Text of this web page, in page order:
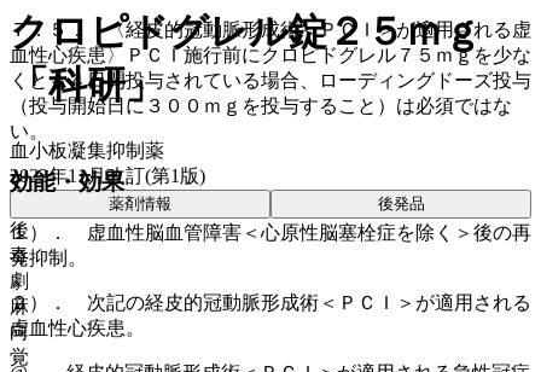
７．５． 〈経皮的冠動脈形成術＜ＰＣＩ＞が適用される虚
血性心疾患〉ＰＣＩ施行前にクロピドグレル７５ｍｇを少な
くとも４日間投与されている場合、ローディングドーズ投与
（投与開始日に３００ｍｇを投与すること）は必須ではな
い。
効能・効果
１）． 虚血性脳血管障害＜心原性脳塞栓症を除く＞後の再
発抑制。
２）． 次記の経皮的冠動脈形成術＜ＰＣＩ＞が適用される
虚血性心疾患。
クロピドグレル錠２５ｍｇ
「科研」
血小板凝集抑制薬
2023年11月改訂(第1版)
薬剤情報 後発品
後
毒
劇
麻
向
覚